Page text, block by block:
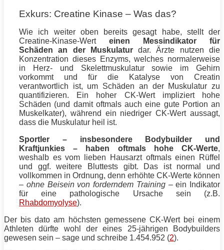
Exkurs: Creatine Kinase – Was das?
Wie ich weiter oben bereits gesagt habe, stellt der
Creatine-Kinase-Wert einen Messindikator für
Schäden an der Muskulaturdar. Ärzte nutzen die
Konzentration dieses Enzyms, welches normalerweise
in Herz- und Skelettmuskulatur sowie im Gehirn
vorkommt und für die Katalyse von Creatin
verantwortlich ist, um Schäden an der Muskulatur zu
quantifizieren. Ein hoher CK-Wert impliziert hohe
Schäden (und damit oftmals auch eine gute Portion an
Muskelkater), während ein niedriger CK-Wert aussagt,
dass die Muskulatur heil ist.
Sportler – insbesondere Bodybuilder und
Kraftjunkies – haben oftmals hohe CK-Werte,
weshalb es vom lieben Hausarzt oftmals einen Rüffel
und ggf. weitere Bluttests gibt. Das ist normal und
vollkommen in Ordnung, denn erhöhte CK-Werte können
– ohne Beisein von forderndem Training– ein Indikator
für eine pathologische Ursache sein (z.B.
Rhabdomyolyse).
Der bis dato am höchsten gemessene CK-Wert bei einem
Athleten dürfte wohl der eines 25-jährigen Bodybuilders
gewesen sein – sage und schreibe 1.454.952 (2).